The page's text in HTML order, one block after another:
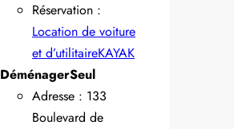
Réservation :
Location de voiture
et d’utilitaireKAYAK
DéménagerSeul
Adresse : 133
Boulevard de